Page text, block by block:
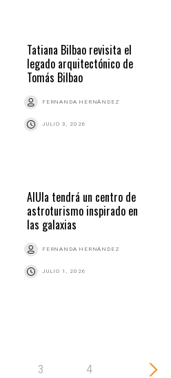
Tatiana Bilbao revisita el
legado arquitectónico de
Tomás Bilbao
FERNANDA HERNÁNDEZ
JULIO 3, 2026
AlUla tendrá un centro de
astroturismo inspirado en
las galaxias
FERNANDA HERNÁNDEZ
JULIO 1, 2026
3 4